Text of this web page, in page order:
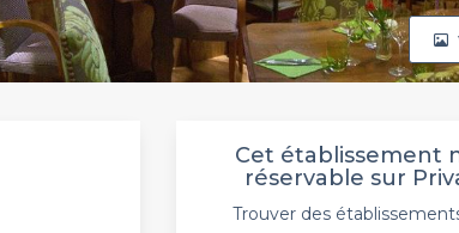
Cet établissement
réservable sur
Trouver des